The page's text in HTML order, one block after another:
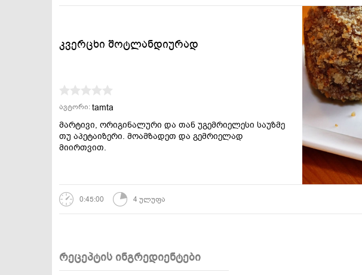
ქართული
სამზარეულო
მსოფლიო
სამზარეულო
კვერცხი შოტლანდიურად
ავტორი:tamta
მარტივი, ორიგინალური და თან უგემრიელესი საუზმე
თუ აპეტაიზერი. მოამზადეთ და გემრიელად
მიირთვით.
0:45:00 4 ულუფა
რეცეპტის ინგრედიენტები